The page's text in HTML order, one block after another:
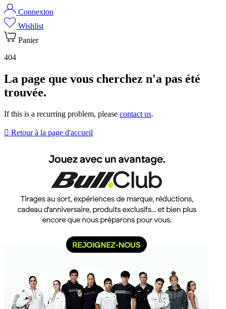
Connexion
Wishlist
Panier
404
La page que vous cherchez n'a pas été
trouvée.
If this is a recurring problem, please contact us.
 Retour à la page d'accueil